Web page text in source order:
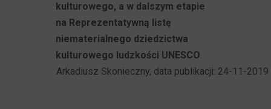
kulturowego, a w dalszym etapie
na Reprezentatywną listę
niematerialnego dziedzictwa
kulturowego ludzkości UNESCO.
Arkadiusz Skonieczny, data publikacji: 24-11-2019